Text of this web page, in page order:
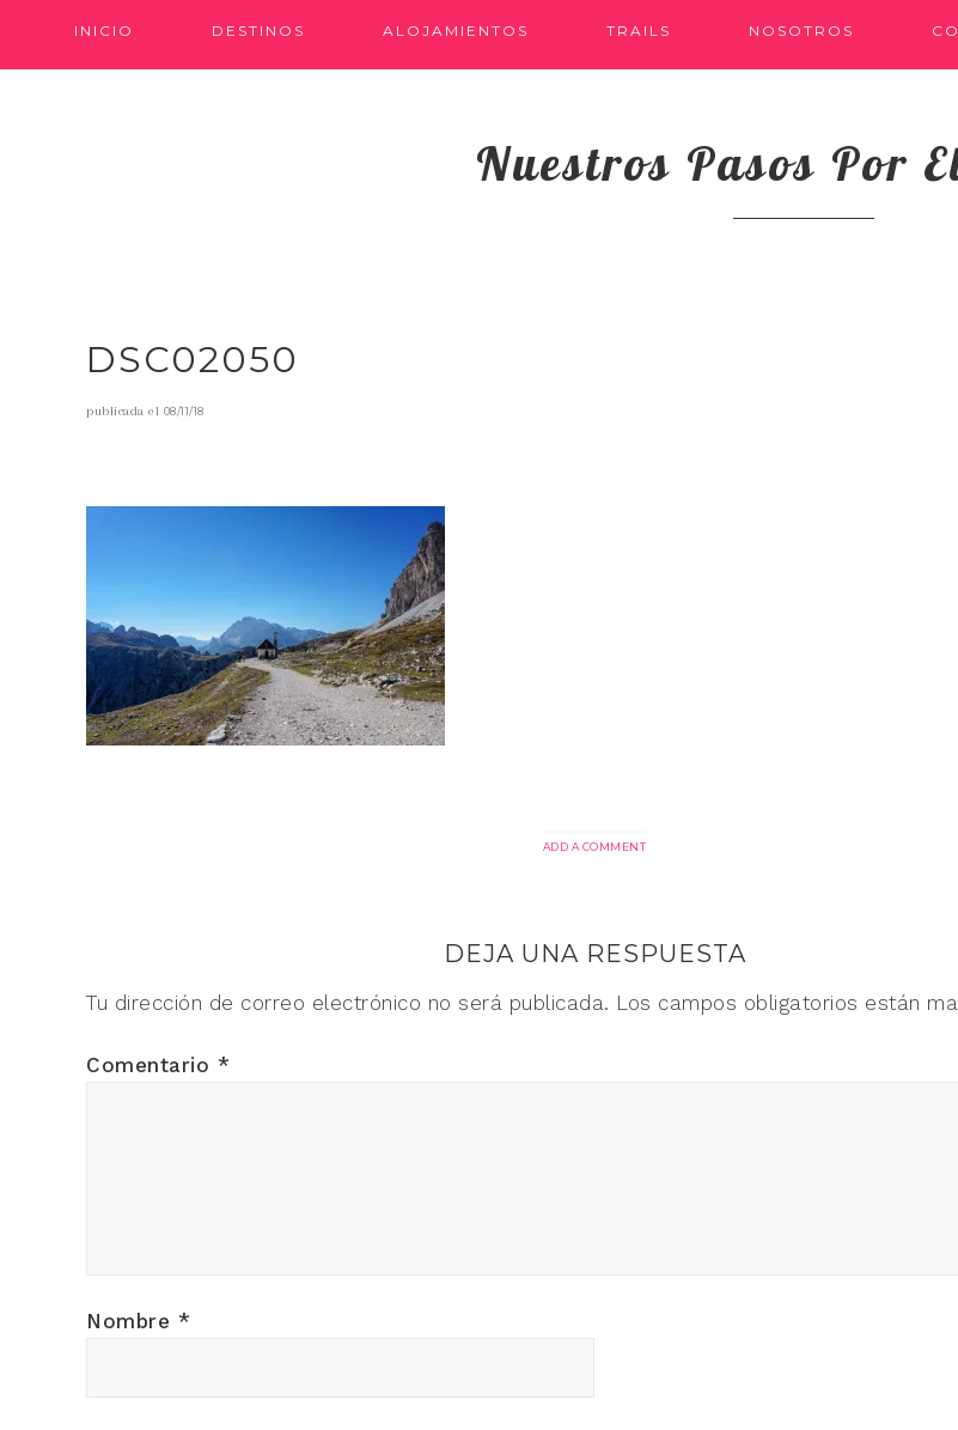
INICIO DESTINOS ALOJAMIENTOS TRAILS NOSOTROS
Nuestros Pasos Por
DSC02050
publicada el 08/11/18
ADD A COMMENT
DEJA UNA RESPUESTA
Tu dirección de correo electrónico no será publicada. Los campos obligatorios están
Comentario *
Nombre *